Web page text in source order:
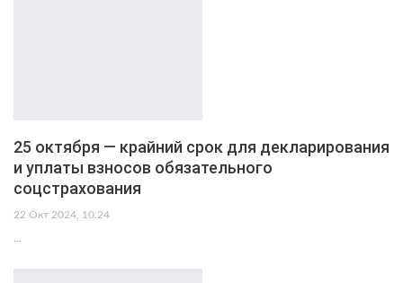
25 октября — крайний срок для декларирования
и уплаты взносов обязательного
соцстрахования
22 Окт 2024, 10:24
…